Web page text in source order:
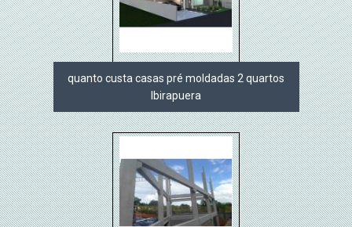
quanto custa casas pré moldadas 2 quartos
Ibirapuera